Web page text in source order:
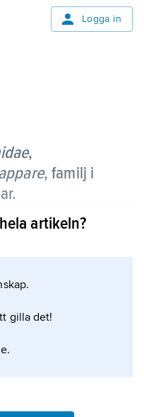
Logga in
,
, familj i
arter i Asien,
artikeln?
gilla det!